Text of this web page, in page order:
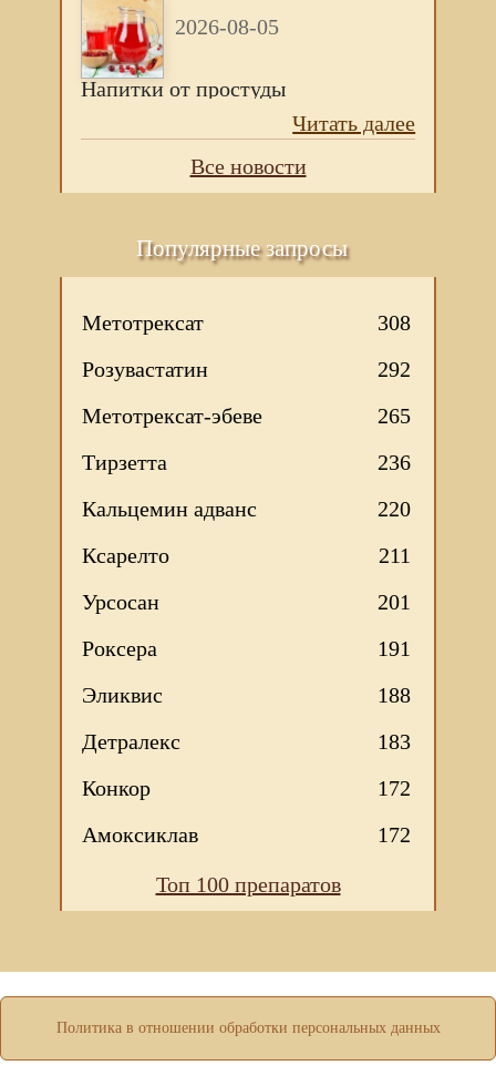
2026-08-05
Напитки от простуды
Читать далее
Все новости
Популярные запросы
Метотрексат
308
Розувастатин
292
Метотрексат-эбеве
265
Тирзетта
236
Кальцемин адванс
220
Ксарелто
211
Урсосан
201
Роксера
191
Эликвис
188
Детралекс
183
Конкор
172
Амоксиклав
172
Топ 100 препаратов
Политика в отношении обработки персональных данных
веб-сайта. Подробности - вПолитике в отношении
Cookies в настройках браузера.
ХОРОШО